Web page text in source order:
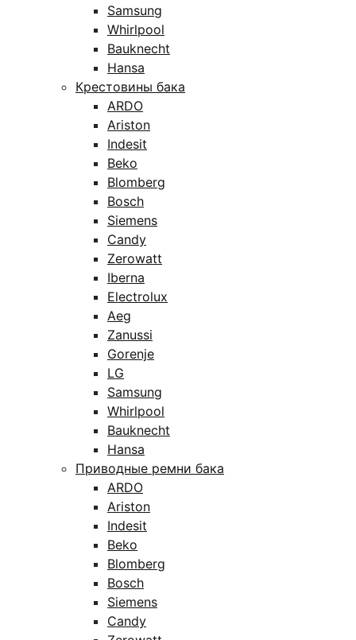
Samsung
Whirlpool
Bauknecht
Hansa
Крестовины бака
ARDO
Ariston
Indesit
Beko
Blomberg
Bosch
Siemens
Candy
Zerowatt
Iberna
Electrolux
Aeg
Zanussi
Gorenje
LG
Samsung
Whirlpool
Bauknecht
Hansa
Приводные ремни бака
ARDO
Ariston
Indesit
Beko
Blomberg
Bosch
Siemens
Candy